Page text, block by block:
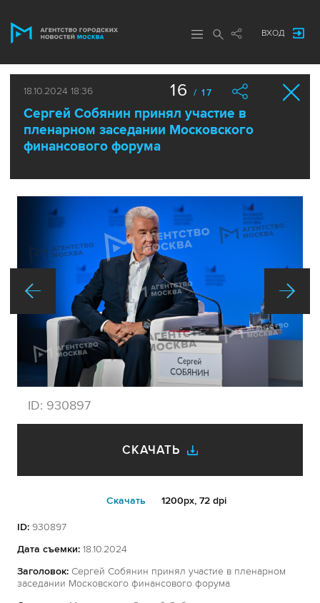
ВХОД
18.10.2024 18:36
Сергей Собянин принял участие в
пленарном заседании Московского
финансового форума
16 / 17
ID: 930897
СКАЧАТЬ
Cкачать 1200px, 72 dpi
ID: 930897
Дата съемки: 18.10.2024
Заголовок: Сергей Собянин принял участие в пленарном
заседании Московского финансового форума